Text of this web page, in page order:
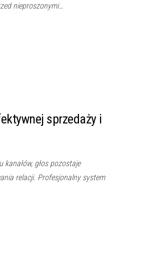
nieproszonymi…
sprzedaży i
kanałów, głos pozostaje
relacji. Profesjonalny system